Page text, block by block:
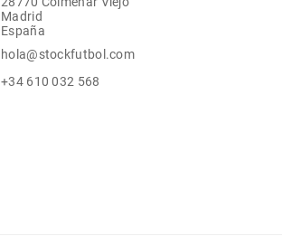
Madrid
España
hola@stockfutbol.com
+34 610 032 568